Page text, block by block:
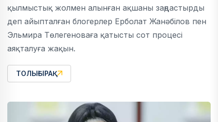
қылмыстық жолмен алынған ақшаны заңдастырды
деп айыпталған блогерлер Ерболат Жанәбілов пен
Эльмира Төлегеноваға қатысты сот процесі
аяқталуға жақын.
ТОЛЫҒЫРАҚ